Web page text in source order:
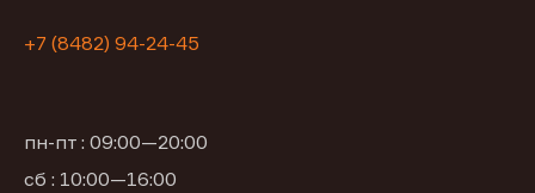
+7 (8482) 94-24-45
пн-пт : 09:00—20:00
сб : 10:00—16:00